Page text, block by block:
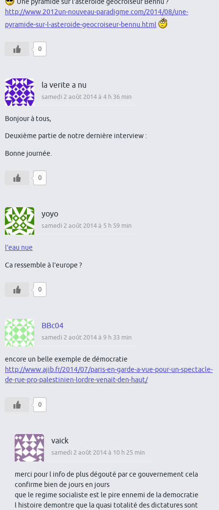
http://www.2012un-nouveau-paradigme.com/2014/08/une-
pyramide-sur-l-asteroide-geocroiseur-bennu.html
0
la verite a nu
samedi 2 août 2014 à 4 h 36 min
Bonjour à tous,
Deuxième partie de notre dernière interview :
Bonne journée.
0
yoyo
samedi 2 août 2014 à 5 h 59 min
l’eau nue
Ca ressemble à l’europe ?
0
BBc04
samedi 2 août 2014 à 9 h 33 min
encore un belle exemple de démocratie
http://www.ajib.fr/2014/07/paris-en-garde-a-vue-pour-un-spectacle-
de-rue-pro-palestinien-lordre-venait-den-haut/
0
vaick
samedi 2 août 2014 à 10 h 25 min
merci pour l info de plus dégouté par ce gouvernement cela
confirme bien de jours en jours
que le regime socialiste est le pire ennemi de la democratie
l histoire demontre que la quasi totalité des dictatures sont